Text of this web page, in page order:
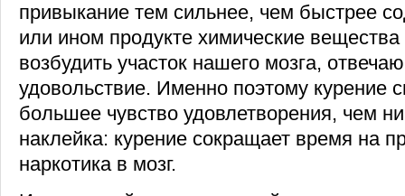
привыкание тем сильнее, чем быстрее
или ином продукте химические
возбудить участок нашего мозга,
удовольствие. Именно поэтому курение
большее чувство удовлетворения, чем
наклейка: курение сокращает время на
наркотика в мозг.